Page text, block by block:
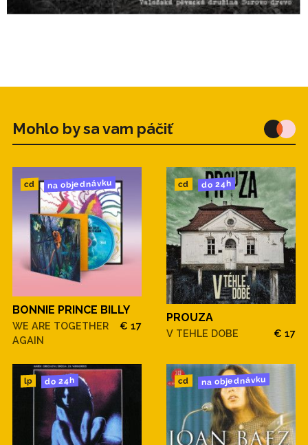
Mohlo by sa vam páčiť
cd na objednávku
BONNIE PRINCE BILLY
WE ARE TOGETHER
AGAIN
€ 17
cd do 24h
PROUZA
V TEHLE DOBE € 17
lp do 24h cd na objednávku